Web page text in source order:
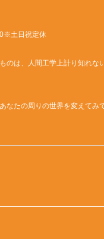
土日祝定休
のは、人間工学上計り知れな
なたの周りの世界を変えてみ